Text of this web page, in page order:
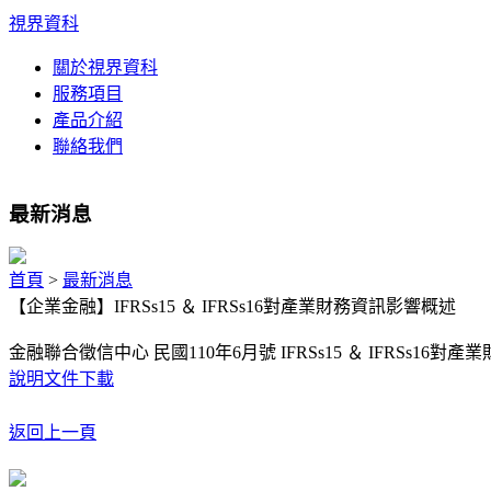
視界資科
關於視界資科
服務項目
產品介紹
聯絡我們
最新消息
首頁 > 最新消息
【企業金融】IFRSs15 ＆ IFRSs16對產業財務資訊影響概述
金融聯合徵信中心 民國110年6月號 IFRSs15 ＆ IFRSs16對產
說明文件下載
返回上一頁